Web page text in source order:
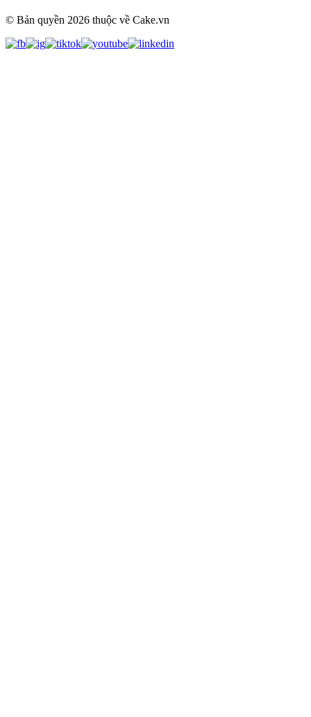
© Bản quyền 2026 thuộc về Cake.vn